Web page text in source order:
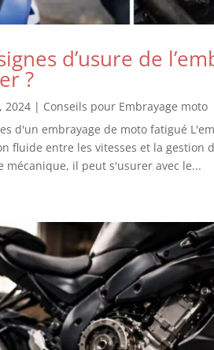
d’usure de
?
2024 | Conseils pour Embrayage moto
d'un embrayage de moto fatigué
fluide entre les vitesses et la gestion
mécanique, il peut s'usurer avec le...